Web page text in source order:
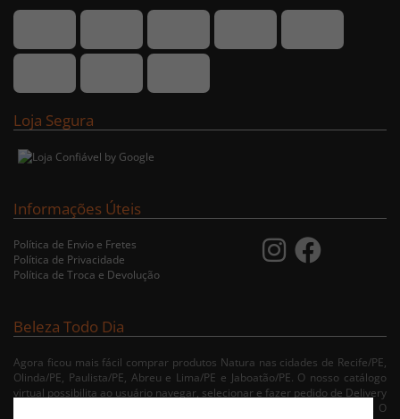
Loja Segura
Informações Úteis
Política de Envio e Fretes
Política de Privacidade
Política de Troca e Devolução
Beleza Todo Dia
Agora ficou mais fácil comprar produtos Natura nas cidades de Recife/PE,
Olinda/PE, Paulista/PE, Abreu e Lima/PE e Jaboatão/PE. O nosso catálogo
virtual possibilita ao usuário navegar, selecionar e fazer pedido de Delivery
no conforto da sua residência. Consulte nossa condições de entrega. O